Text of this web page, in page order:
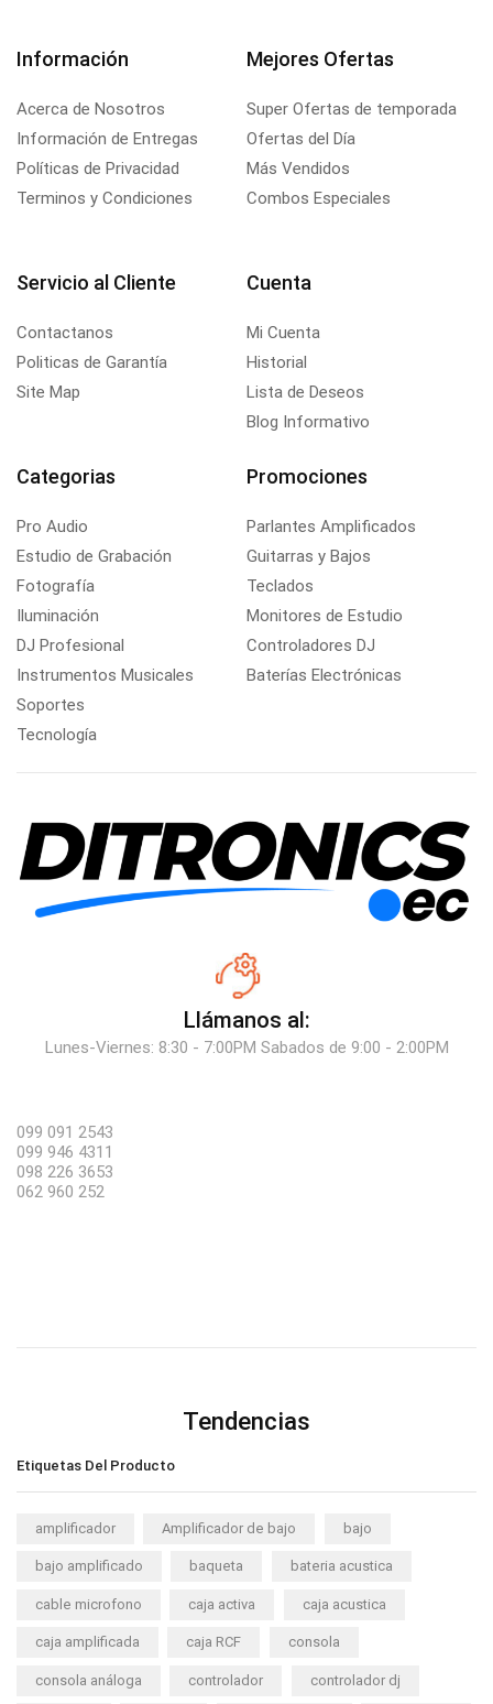
Información
Acerca de Nosotros
Información de Entregas
Políticas de Privacidad
Terminos y Condiciones
Mejores Ofertas
Super Ofertas de temporada
Ofertas del Día
Más Vendidos
Combos Especiales
Servicio al Cliente
Contactanos
Politicas de Garantía
Site Map
Cuenta
Mi Cuenta
Historial
Lista de Deseos
Blog Informativo
Categorias
Pro Audio
Estudio de Grabación
Fotografía
Iluminación
DJ Profesional
Instrumentos Musicales
Soportes
Tecnología
Promociones
Parlantes Amplificados
Guitarras y Bajos
Teclados
Monitores de Estudio
Controladores DJ
Baterías Electrónicas
Llámanos al:
Lunes-Viernes: 8:30 - 7:00PM Sabados de 9:00 - 2:00PM
099 091 2543
099 946 4311
098 226 3653
062 960 252
Tendencias
Etiquetas Del Producto
amplificador Amplificador de bajo bajo
bajo amplificado baqueta bateria acustica
cable microfono caja activa caja acustica
caja amplificada caja RCF consola
consola análoga controlador controlador dj